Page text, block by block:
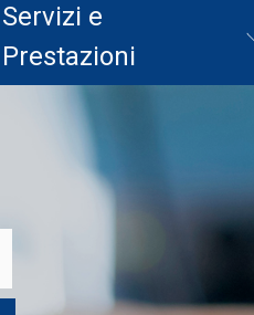
Servizi e
Prestazioni